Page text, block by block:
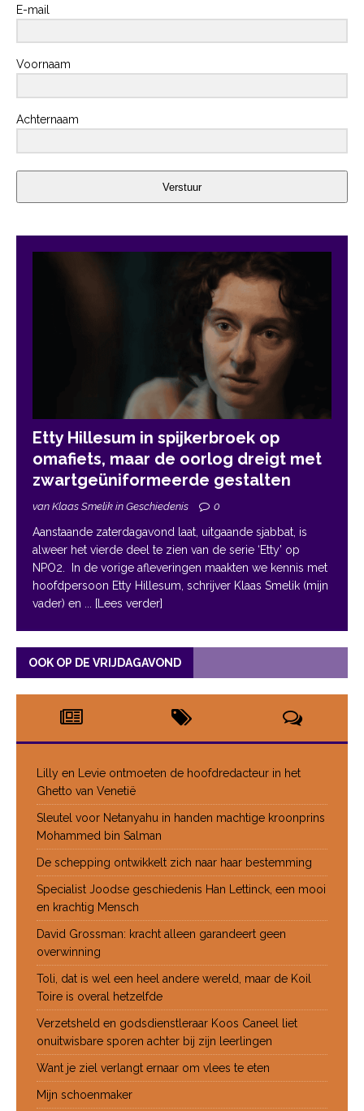
E-mail
Voornaam
Achternaam
Verstuur
Etty Hillesum in spijkerbroek op
omafiets, maar de oorlog dreigt met
zwartgeüniformeerde gestalten
van Klaas Smelik in Geschiedenis 0
Aanstaande zaterdagavond laat, uitgaande sjabbat, is
alweer het vierde deel te zien van de serie ‘Etty’ op
NPO2. In de vorige afleveringen maakten we kennis met
hoofdpersoon Etty Hillesum, schrijver Klaas Smelik (mijn
vader) en
... [Lees verder]
OOK OP DE VRIJDAGAVOND
Lilly en Levie ontmoeten de hoofdredacteur in het
Ghetto van Venetië
Sleutel voor Netanyahu in handen machtige kroonprins
Mohammed bin Salman
De schepping ontwikkelt zich naar haar bestemming
Specialist Joodse geschiedenis Han Lettinck, een mooi
en krachtig Mensch
David Grossman: kracht alleen garandeert geen
overwinning
Toli, dat is wel een heel andere wereld, maar de Koil
Toire is overal hetzelfde
Verzetsheld en godsdienstleraar Koos Caneel liet
onuitwisbare sporen achter bij zijn leerlingen
Want je ziel verlangt ernaar om vlees te eten
Mijn schoenmaker